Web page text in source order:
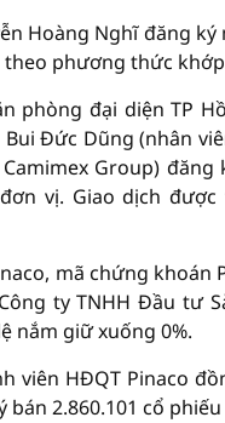
Hoàng Nghĩ đăng
phương thức
phòng đại diện TP
Đức Dũng (nhân
Group)
vị. Giao dịch
mã chứng khoán
ty TNHH Đầu tư
nắm giữ xuống 0%.
viên HĐQT Pinaco
2.860.101 cổ